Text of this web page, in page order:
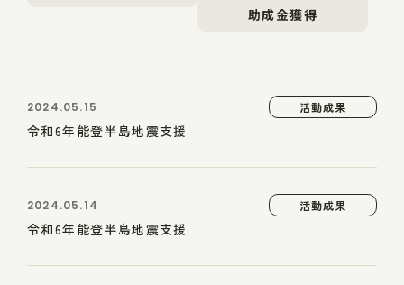
助成金獲得
2024.05.15 活動成果
令和6年能登半島地震支援
2024.05.14 活動成果
令和6年能登半島地震支援